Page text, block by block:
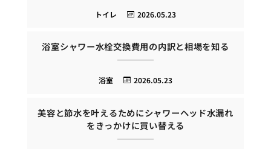
2026.05.23
トイレ
浴室シャワー水栓交換費用の内訳と相場を知る
2026.05.23
浴室
美容と節水を叶えるためにシャワーヘッド水漏れ
をきっかけに買い替える